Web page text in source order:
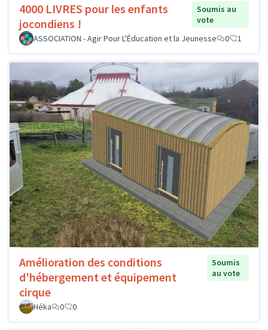
4000 LIVRES pour les enfants
jocondiens !
Soumis au
vote
ASSOCIATION - Agir Pour L'Éducation et la Jeunesse
0 1
Amélioration des conditions
d'hébergement et équipement
cirque
Soumis
au vote
Héka 0 0